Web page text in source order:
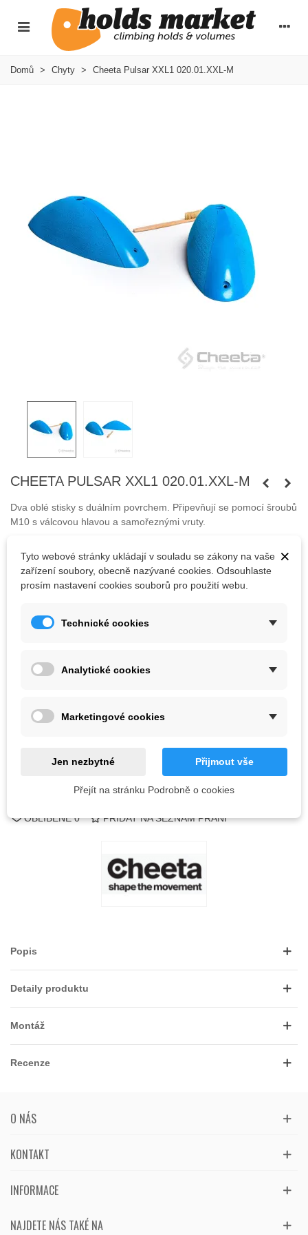
Domů > Chyty > Cheeta Pulsar XXL1 020.01.XXL-M
CHEETA PULSAR XXL1 020.01.XXL-M
Dva oblé stisky s duálním povrchem. Připevňují se pomocí šroubů
M10 s válcovou hlavou a samořeznými vruty.
Barva
Poslední kus skladem1 ks
OBLÍBENÉ 0 PŘIDAT NA SEZNAM PŘÁNÍ
Popis
Detaily produktu
Montáž
Recenze
O NÁS
KONTAKT
NAJDETE NÁS TAKÉ NA
INFORMACE
×
Tyto webové stránky ukládají v souladu se zákony na vaše
zařízení soubory, obecně nazývané cookies. Odsouhlaste
prosím nastavení cookies souborů pro použití webu.
Technické cookies
Analytické cookies
Marketingové cookies
Jen nezbytné Přijmout vše
Přejít na stránku Podrobně o cookies